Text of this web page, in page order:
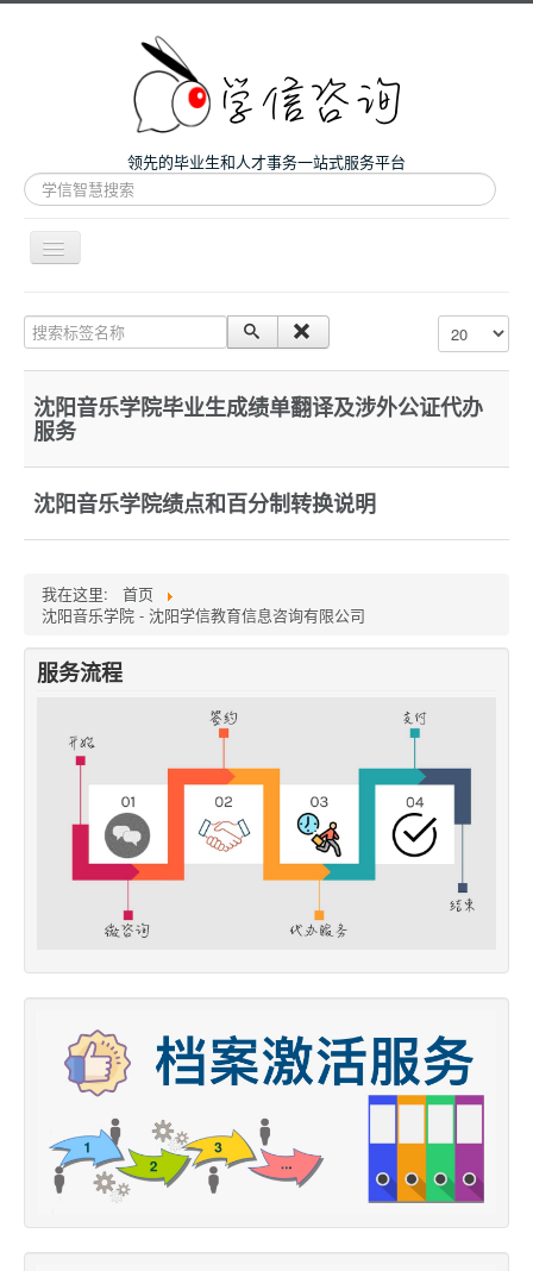
领先的毕业生和人才事务一站式服务平台
站
内
搜
导
航
关
微咨询
留学和考研
案例
关于我们
搜索标签名称 每页显示条数
沈阳音乐学院毕业生成绩单翻译及涉外公证代办
服务
沈阳音乐学院绩点和百分制转换说明
我在这里:
首页
沈阳音乐学院 - 沈阳学信教育信息咨询有限公司
服务流程